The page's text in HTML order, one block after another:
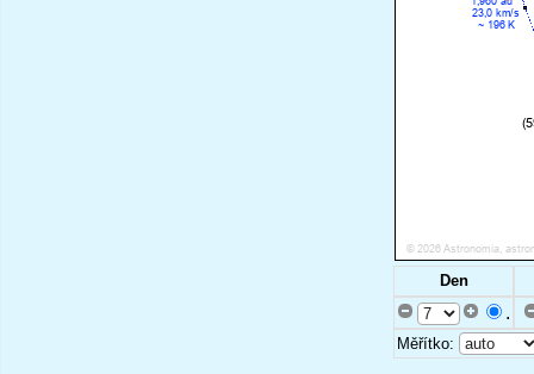
Den
.
Měřítko: